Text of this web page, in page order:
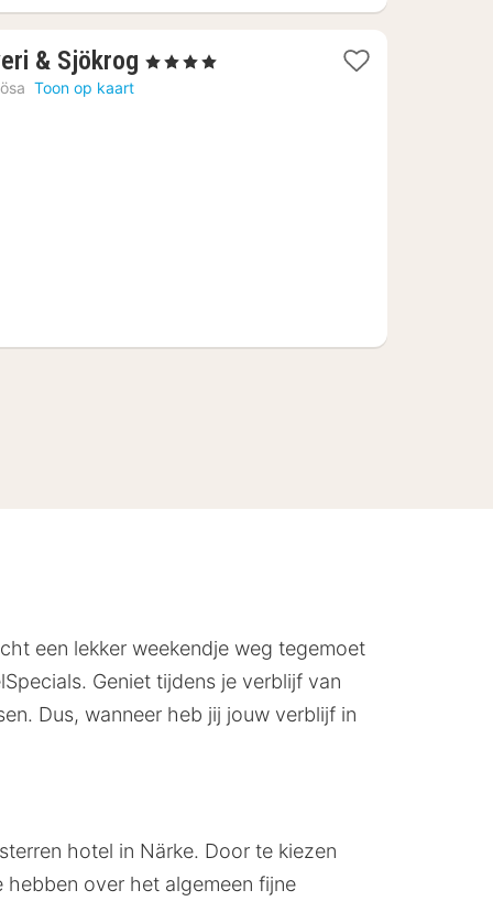
& Sjökrog 1
, 4 Sterren
Toon op kaart
een lekker weekendje weg tegemoet
Geniet tijdens je verblijf van
Dus, wanneer heb jij jouw verblijf in
hotel in Närke. Door te kiezen
over het algemeen fijne